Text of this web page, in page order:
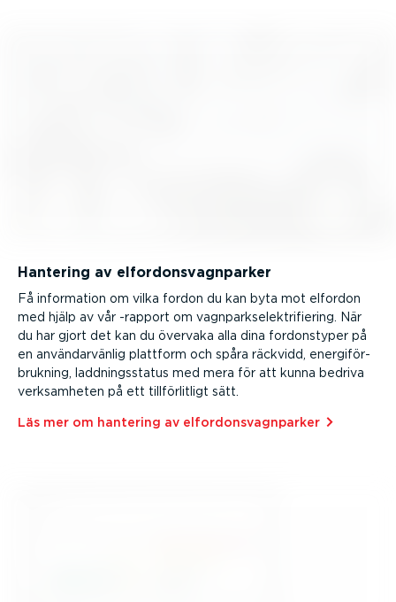
Hantering av elfor­don­s­vagn­parker
Få information om vilka fordon du kan byta mot elfordon
med hjälp av vår -rapport om vagnpark­se­lekt­ri­fi­ering. När
du har gjort det kan du övervaka alla dina fordon­styper på
en använ­dar­vänlig plattform och spåra räckvidd, energi­för­
brukning, laddnings­status med mera för att kunna bedriva
verksam­heten på ett tillför­litligt sätt.
Läs mer om hantering av elfor­don­s­vagn­parker⁠